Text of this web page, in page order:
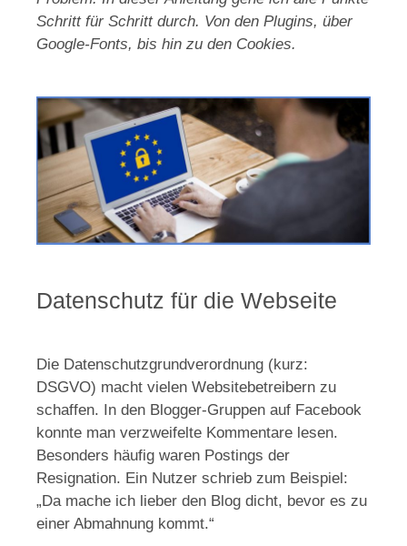
Schritt für Schritt durch. Von den Plugins, über
Google-Fonts, bis hin zu den Cookies.
Datenschutz für die Webseite
Die Datenschutzgrundverordnung (kurz:
DSGVO) macht vielen Websitebetreibern zu
schaffen. In den Blogger-Gruppen auf Facebook
konnte man verzweifelte Kommentare lesen.
Besonders häufig waren Postings der
Resignation. Ein Nutzer schrieb zum Beispiel:
„Da mache ich lieber den Blog dicht, bevor es zu
einer Abmahnung kommt.“